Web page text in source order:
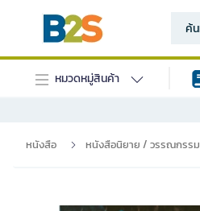
หมวดหมู่สินค้า
หนังสือ หนังสือนิยาย / วรรณกรรม